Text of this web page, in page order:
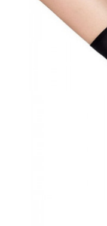
Спортивная Одежда
Для Мужчин